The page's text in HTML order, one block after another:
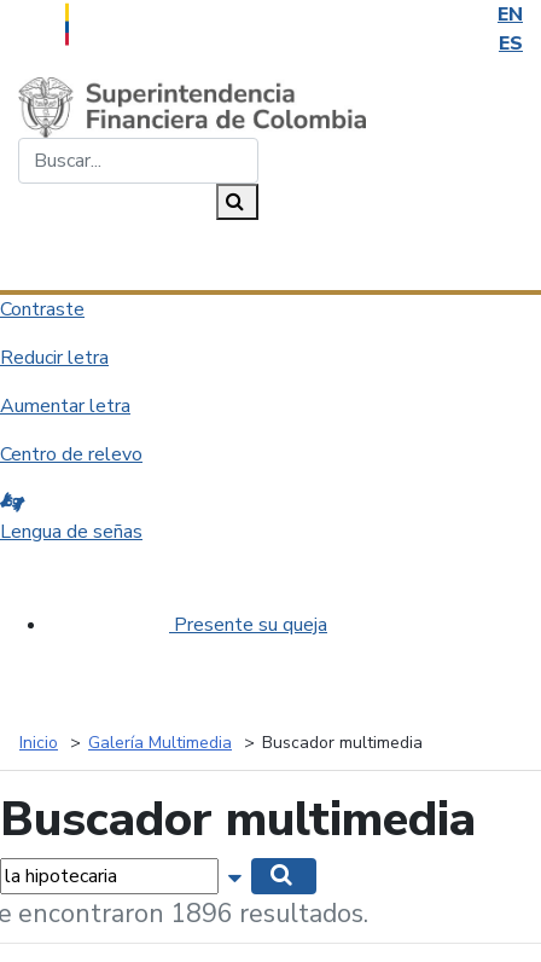
EN
ES
Saltar al contenido principal
Contraste
Reducir letra
Aumentar letra
Centro de relevo
Lengua de señas
Presente su queja
Inicio Galería Multimedia Buscador multimedia
Buscador multimedia
Mostrar opciones de búsqueda
encontraron 1896 resultados.